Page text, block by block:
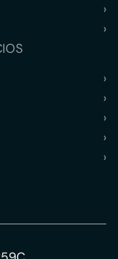
›
›
›
›
›
›
›